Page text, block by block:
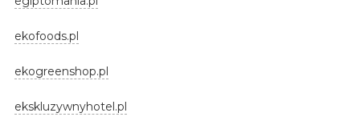
ekofoods.pl
ekogreenshop.pl
ekskluzywnyhotel.pl